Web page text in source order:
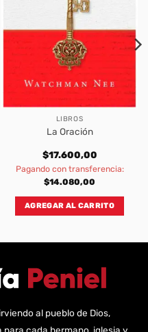
LIBROS
La Oración
$17.600,00
Pagando con transferencia:
$14.080,00
AGREGAR AL CARRITO
al pueblo de Dios,